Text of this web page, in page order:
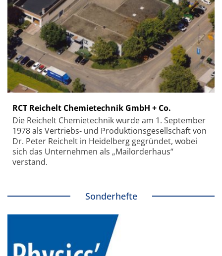
RCT Reichelt Chemietechnik GmbH + Co.
Die Reichelt Chemietechnik wurde am 1. September
1978 als Vertriebs- und Produktionsgesellschaft von
Dr. Peter Reichelt in Heidelberg gegründet, wobei
sich das Unternehmen als „Mailorderhaus“
verstand.
Sonderhefte